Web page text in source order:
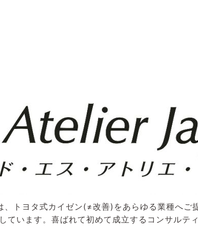
トヨタ式カイゼン(≠改善)をあらゆる業種へご
ています。喜ばれて初めて成立するコンサルテ